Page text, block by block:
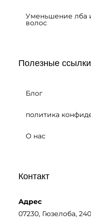
Уменьшение лба
волос
Полезные ссылки
Блог
политика
О нас
Контакт
Адрес
07230, Гюзелоба,